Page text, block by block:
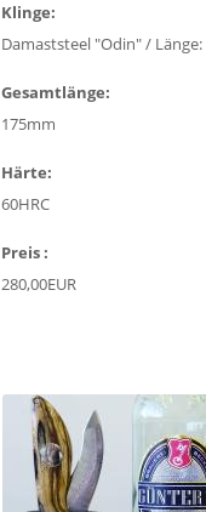
Klinge:
Damaststeel "Odin" /
Gesamtlänge:
175mm
Härte:
60HRC
Preis :
280,00EUR